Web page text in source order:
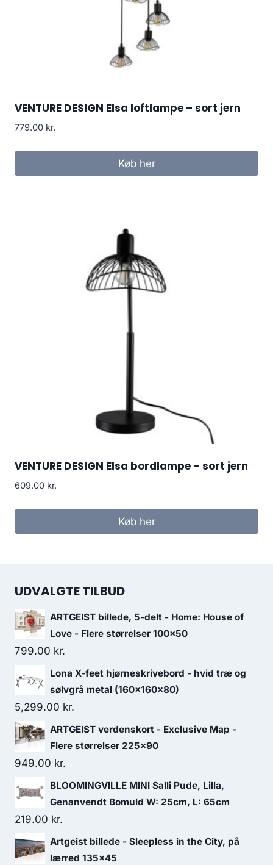
VENTURE DESIGN Elsa loftlampe – sort jern
779.00 kr.
Køb her
VENTURE DESIGN Elsa bordlampe – sort jern
609.00 kr.
Køb her
UDVALGTE TILBUD
ARTGEIST billede, 5-delt - Home: House of
Love - Flere størrelser 100x50
799.00 kr.
Lona X-feet hjørneskrivebord - hvid træ og
sølvgrå metal (160x160x80)
5,299.00 kr.
ARTGEIST verdenskort - Exclusive Map -
Flere størrelser 225x90
949.00 kr.
BLOOMINGVILLE MINI Salli Pude, Lilla,
Genanvendt Bomuld W: 25cm, L: 65cm
219.00 kr.
Artgeist billede - Sleepless in the City, på
lærred 135x45